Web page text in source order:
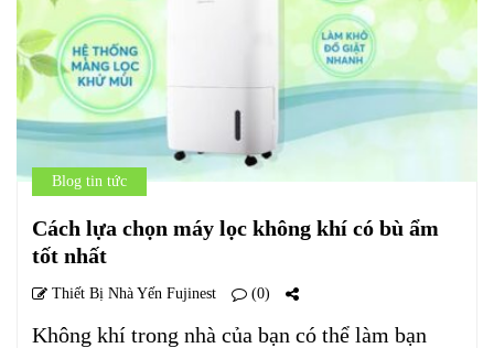
Blog tin tức
Cách lựa chọn máy lọc không khí có bù ẩm
tốt nhất
Thiết Bị Nhà Yến Fujinest (0)
Không khí trong nhà của bạn có thể làm bạn